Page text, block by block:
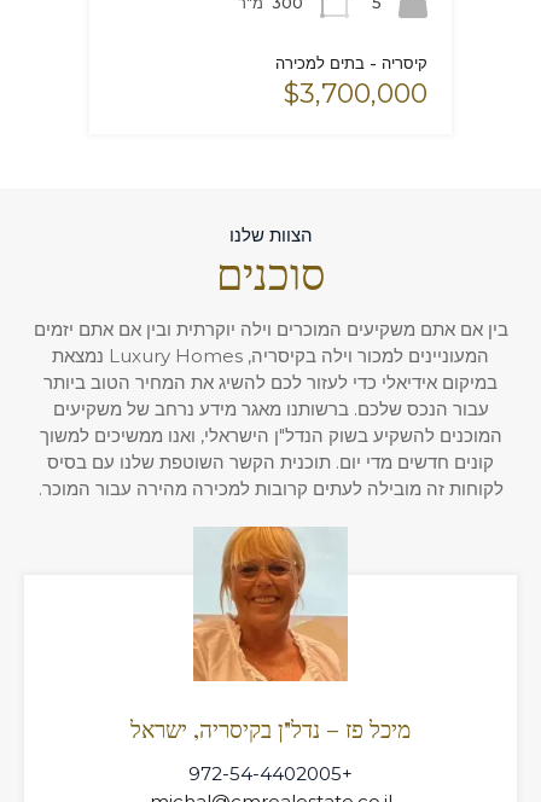
קיסריה - בתים למכירה
$3,700,000
$8,700,000
קיסריה - בתים למכירה
$3,000,000
הצוות שלנו
סוכנים
בין אם אתם משקיעים המוכרים וילה יוקרתית ובין אם אתם יזמים
המעוניינים למכור וילה בקיסריה, Luxury Homes נמצאת
במיקום אידיאלי כדי לעזור לכם להשיג את המחיר הטוב ביותר
עבור הנכס שלכם. ברשותנו מאגר מידע נרחב של משקיעים
המוכנים להשקיע בשוק הנדל"ן הישראלי, ואנו ממשיכים למשוך
קונים חדשים מדי יום. תוכנית הקשר השוטפת שלנו עם בסיס
לקוחות זה מובילה לעתים קרובות למכירה מהירה עבור המוכר.
מיכל פז – נדל"ן בקיסריה, ישראל
+972-54-4402005